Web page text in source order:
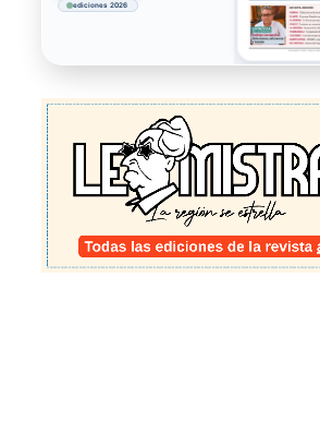
ediciones 2026